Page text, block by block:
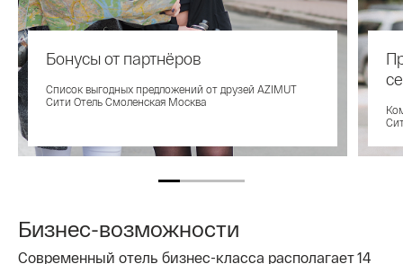
Бонусы от партнёров
Cписок выгодных предложений от друзей AZIMUT
Сити Отель Смоленская Москва
Бизнес-возможности
Современный отель бизнес-класса располагает 14